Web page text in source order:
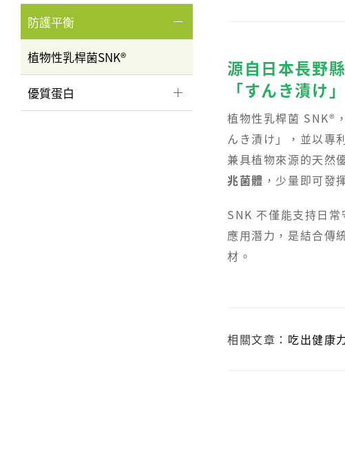
防護平衡
植物性乳桿菌SNK®
優質蛋白
源自日本長野
「すんき漬け」
植物性乳桿菌 SNK®
んき漬け」，並以
兼具植物來源的天然
兆菌體 ，少量即可發
SNK 不僅能支持日
應用潛力，是結合傳
材。
相關文章： 吃出健康